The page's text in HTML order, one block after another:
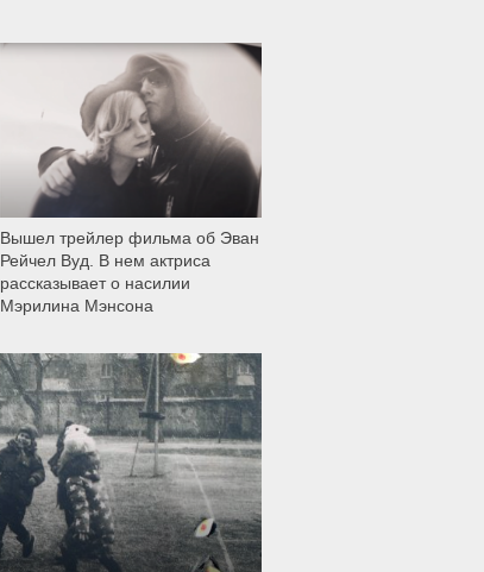
Вышел трейлер фильма об Эван
Рейчел Вуд. В нем актриса
рассказывает о насилии
Мэрилина Мэнсона